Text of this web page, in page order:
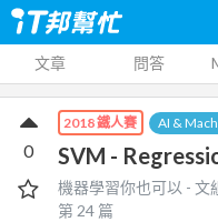
文章 問答
2018 鐵人賽 AI &
SVM -
機器學習你也可以 - 文
第24 篇
0